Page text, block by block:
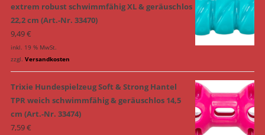
extrem robust schwimmfähig XL & geräuschlos
22,2 cm (Art.-Nr. 33470)
9,49€
inkl. 19 % MwSt.
zzgl. Versandkosten
Trixie Hundespielzeug Soft & Strong Hantel
TPR weich schwimmfähig & geräuschlos 14,5
cm (Art.-Nr. 33474)
7,59€